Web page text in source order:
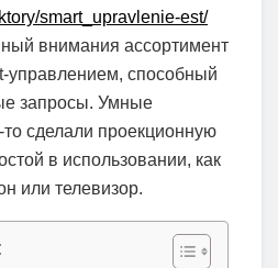
smart_upravlenie-est/
внимания ассортимент
управлением, способный
запросы. Умные
то сделали проекционную
в использовании, как
или телевизор.